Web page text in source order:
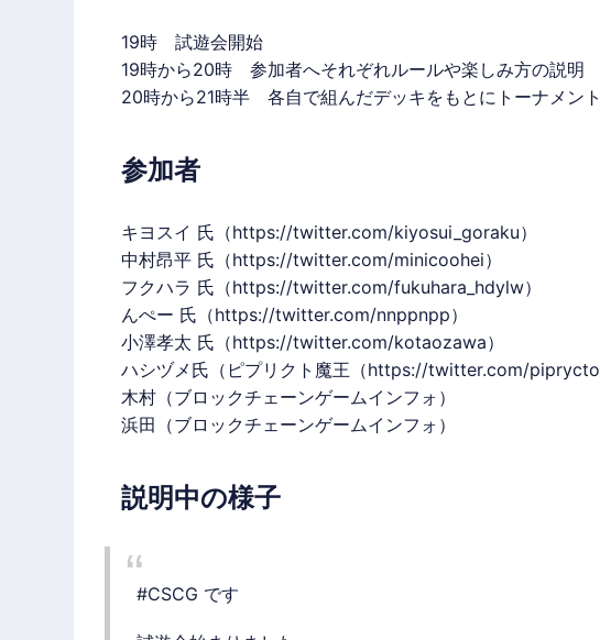
19時 試遊会開始
19時から20時 参加者へそれぞれルールや楽しみ方の説明
20時から21時半 各自で組んだデッキをもとにトーナメント
参加者
キヨスイ 氏（https://twitter.com/kiyosui_goraku）
中村昂平 氏（https://twitter.com/minicoohei）
フクハラ 氏（https://twitter.com/fukuhara_hdylw）
んぺー 氏（https://twitter.com/nnppnpp）
小澤孝太 氏（https://twitter.com/kotaozawa）
ハシヅメ氏（ピプリクト魔王（https://twitter.com/piprycto
木村（ブロックチェーンゲームインフォ）
浜田（ブロックチェーンゲームインフォ）
説明中の様子
#CSCG です